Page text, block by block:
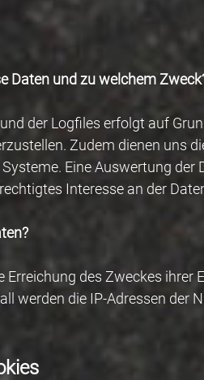
Daten und zu welchem
der Logfiles erfolgt auf
Zudem dienen uns
Eine Auswertung
Interesse an der
Erreichung des Zweckes
werden die IP-Adressen der